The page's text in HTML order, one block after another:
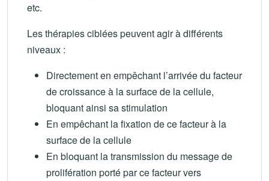
etc.
Les thérapies ciblées peuvent agir à différents
niveaux :
Directement en empêchant l’arrivée du facteur
de croissance à la surface de la cellule,
bloquant ainsi sa stimulation
En empêchant la fixation de ce facteur à la
surface de la cellule
En bloquant la transmission du message de
prolifération porté par ce facteur vers